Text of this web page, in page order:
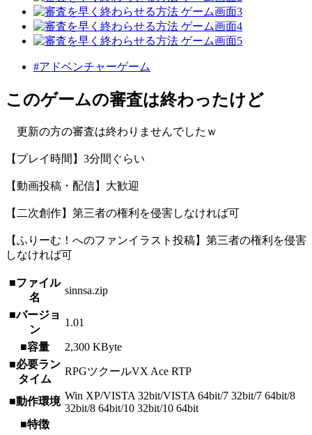
#アドベンチャーゲーム
このゲームの審査は終わったけど
更新の方の審査は終わりませんでしたｗ
【プレイ時間】3分間ぐらい
【動画投稿・配信】大歓迎
【二次創作】第三者の権利を侵害しなければ可
【ふりーむ！へのファンイラスト投稿】第三者の権利を侵害
しなければ可
■ファイル
名
sinnsa.zip
■バージョ
ン
1.01
■容量
2,300 KByte
■必要ラン
タイム
RPGツクールVX Ace RTP
■動作環境 Win XP/VISTA 32bit/VISTA 64bit/7 32bit/7 64bit/8
32bit/8 64bit/10 32bit/10 64bit
■特徴